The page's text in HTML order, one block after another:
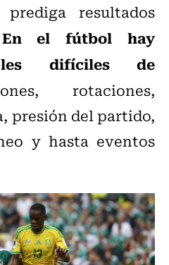
resultados
En el fútbol hay
difíciles de
rotaciones,
presión del partido,
y hasta eventos